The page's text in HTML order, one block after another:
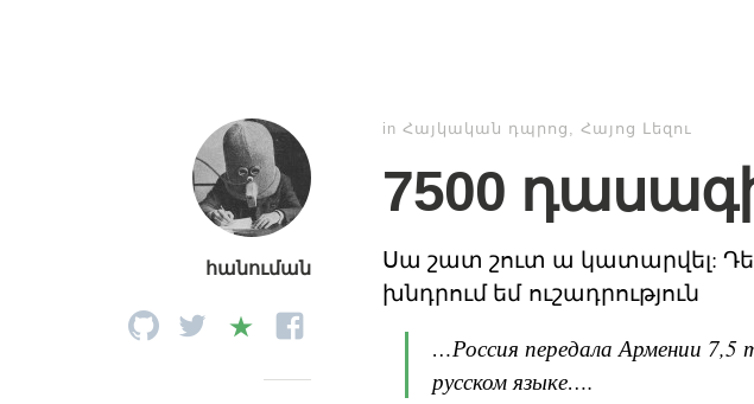
հանուման
in Հայկական դպրոց , Հայոց Լեզու
7500
Սա շատ շուտ ա կատարվել:
խնդրում եմ ուշադրություն
…Россия передала Армении 7,5
русском языке….